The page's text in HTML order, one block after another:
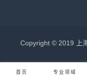
Copyright © 2019 上
首页 专业领域